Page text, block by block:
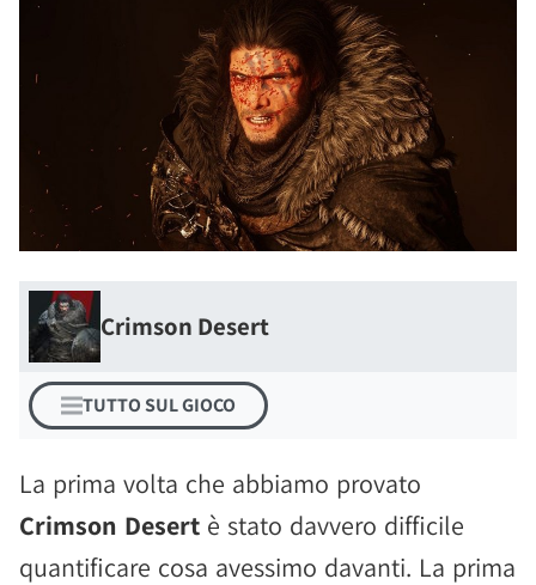
Crimson Desert
TUTTO SUL GIOCO
La prima volta che abbiamo provato
Crimson Desert è stato davvero difficile
quantificare cosa avessimo davanti. La prima